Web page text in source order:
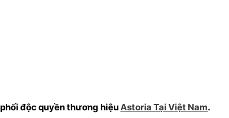
độc quyền thương hiệuAstoria Tại Việt Nam.